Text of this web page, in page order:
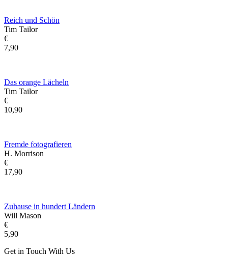
Reich und Schön
Tim Tailor
€
7,90
Das orange Lächeln
Tim Tailor
€
10,90
Fremde fotografieren
H. Morrison
€
17,90
Zuhause in hundert Ländern
Will Mason
€
5,90
Get in Touch With Us